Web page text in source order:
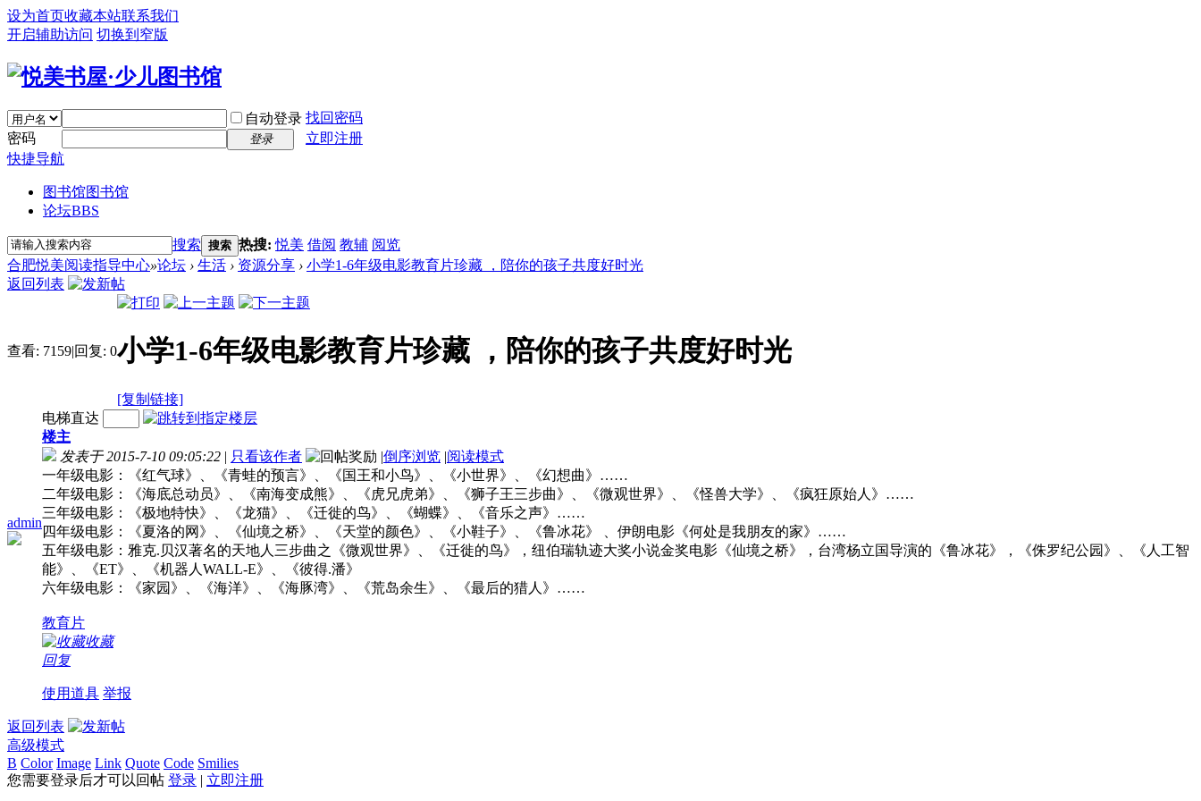
设为首页收藏本站联系我们
开启辅助访问 切换到窄版
自动登录 找回密码
密码
登录
立即注册
快捷导航
图书馆图书馆
论坛BBS
搜索 搜索 热搜:悦美 借阅 教辅 阅览
合肥悦美阅读指导中心»论坛 › 生活 › 资源分享 › 小学1-6年级电影教育片珍藏 ，陪你的孩子共度好时光
返回列表
查看: 7159|回复: 0小学1-6年级电影教育片珍藏 ，陪你的孩子共度好时光
[复制链接]
admin
电梯直达
楼主
发表于 2015-7-10 09:05:22 | 只看该作者 |倒序浏览 |阅读模式
一年级电影：《红气球》、《青蛙的预言》、《国王和小鸟》、《小世界》、《幻想曲》……
二年级电影：《海底总动员》、《南海变成熊》、《虎兄虎弟》、《狮子王三步曲》、《微观世界》、《怪兽大学》、《疯狂原始人》……
三年级电影：《极地特快》、《龙猫》、《迁徙的鸟》、《蝴蝶》、《音乐之声》……
四年级电影：《夏洛的网》、《仙境之桥》、《天堂的颜色》、《小鞋子》、《鲁冰花》 、伊朗电影《何处是我朋友的家》……
五年级电影：雅克.贝汉著名的天地人三步曲之《微观世界》、《迁徙的鸟》，纽伯瑞轨迹大奖小说金奖电影《仙境之桥》，台湾杨立国导演的《鲁冰花》，《侏罗纪公园》、《人工智
能》、《ET》、《机器人WALL-E》、《彼得.潘》
六年级电影：《家园》、《海洋》、《海豚湾》、《荒岛余生》、《最后的猎人》……
教育片
收藏
回复
使用道具 举报
返回列表
高级模式
B Color Image Link Quote Code Smilies
您需要登录后才可以回帖 登录 | 立即注册